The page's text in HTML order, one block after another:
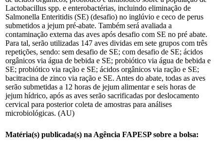
Lactobacillus spp. e enterobactérias, incluindo eliminação de
Salmonella Enteritidis (SE) (desafio) no inglúvio e ceco de perus
submetidos a jejum pré-abate. Também será avaliada a
contaminação externa das aves após desafio com SE no pré abate.
Para tal, serão utilizadas 147 aves dividas em sete grupos com três
repetições, sendo: sem desafio de SE; com desafio de SE; ácidos
orgânicos via água de bebida e SE; probiótico via água de bebida e
SE; probiótico via ração e SE; ácidos orgânicos via ração e SE;
bacitracina de zinco via ração e SE. Antes do abate, todas as aves
serão submetidas a 12 horas de jejum alimentar e seis horas de
jejum hídrico, após as aves serão sacrificadas por deslocamento
cervical para posterior coleta de amostras para análises
microbiológicas. (AU)
Matéria(s) publicada(s) na Agência FAPESP sobre a bolsa: